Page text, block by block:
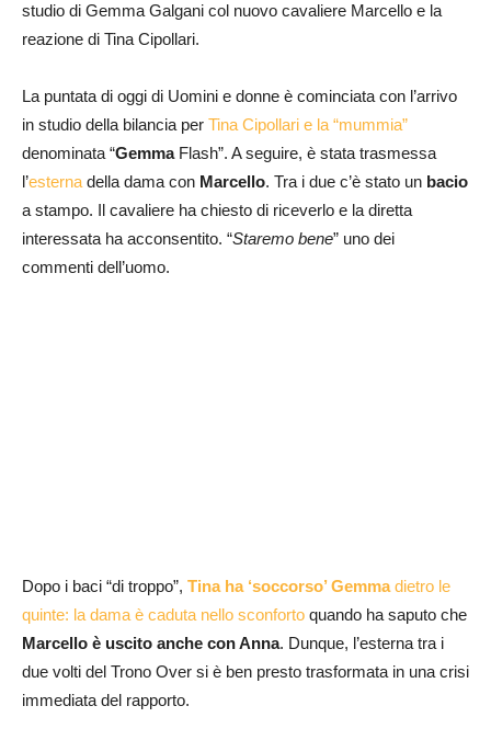
studio di Gemma Galgani col nuovo cavaliere Marcello e la
reazione di Tina Cipollari.
La puntata di oggi di Uomini e donne è cominciata con l’arrivo
in studio della bilancia per Tina Cipollari e la “mummia”
denominata “GemmaFlash”. A seguire, è stata trasmessa
l’esternadella dama con Marcello. Tra i due c’è stato un bacio
a stampo. Il cavaliere ha chiesto di riceverlo e la diretta
interessata ha acconsentito. “Staremo bene” uno dei
commenti dell’uomo.
Dopo i baci “di troppo”, Tina ha ‘soccorso’ Gemmadietro le
quinte: la dama è caduta nello sconforto quando ha saputo che
Marcello è uscito anche con Anna. Dunque, l’esterna tra i
due volti del Trono Over si è ben presto trasformata in una crisi
immediata del rapporto.